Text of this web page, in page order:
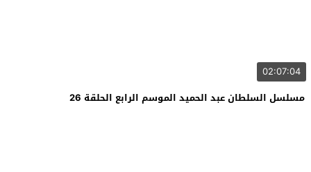
02:07:04
مسلسل السلطان عبد الحميد الموسم الرابع الحلقة 26